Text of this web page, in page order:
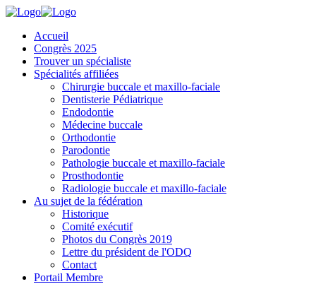
Accueil
Congrès 2025
Trouver un spécialiste
Spécialités affiliées
Chirurgie buccale et maxillo-faciale
Dentisterie Pédiatrique
Endodontie
Médecine buccale
Orthodontie
Parodontie
Pathologie buccale et maxillo-faciale
Prosthodontie
Radiologie buccale et maxillo-faciale
Au sujet de la fédération
Historique
Comité exécutif
Photos du Congrès 2019
Lettre du président de l'ODQ
Contact
Portail Membre